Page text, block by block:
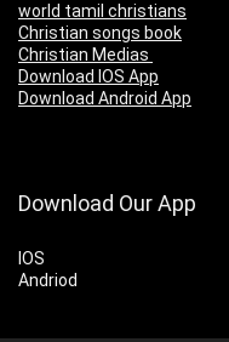
world tamil christians
Christian songs book
Christian Medias
Download IOS App
Download Android App
Download Our App
IOS
Andriod